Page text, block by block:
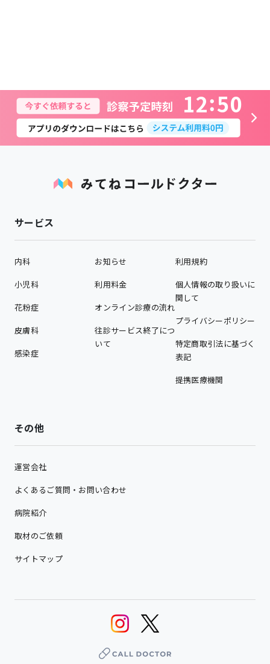
12 50
サービス
内科
小児科
花粉症
皮膚科
感染症
お知らせ
利用料金
オンライン診療の流れ
往診サービス終了につ
いて
利用規約
個人情報の取り扱いに
関して
プライバシーポリシー
特定商取引法に基づく
表記
提携医療機関
その他
運営会社
よくあるご質問・お問い合わせ
病院紹介
取材のご依頼
サイトマップ